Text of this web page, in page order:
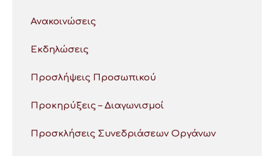
Ανακοινώσεις
Εκδηλώσεις
Προσλήψεις Προσωπικού
Προκηρύξεις – Διαγωνισμοί
Προσκλήσεις Συνεδριάσεων Οργάνων